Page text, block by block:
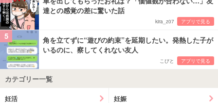
達との感覚の差に驚いた話
kira_z07 アプリで見る
5
角を立てずに“遊びの約束”を延期したい。発熱した子が
いるのに、察してくれない友人
こびと アプリで見る
カテゴリー一覧
妊活 妊娠